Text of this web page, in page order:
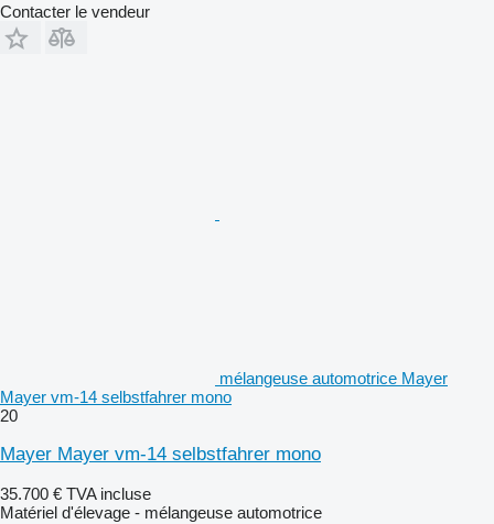
Contacter le vendeur
mélangeuse automotrice Mayer
Mayer vm-14 selbstfahrer mono
20
Mayer Mayer vm-14 selbstfahrer mono
35.700 € TVA incluse
Matériel d'élevage - mélangeuse automotrice